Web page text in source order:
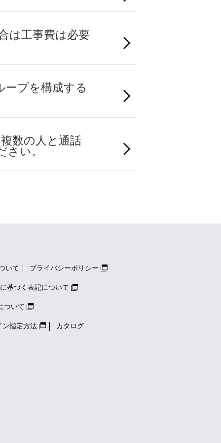
は工事費は必要
ープを構成する
数の人と通話
い。
いて プライバシーポリシー
基づく表記について
ついて
ン指定方法 カタログ